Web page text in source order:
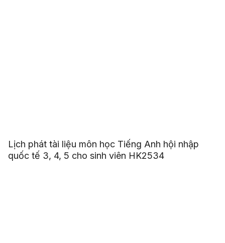
Lịch phát tài liệu môn học Tiếng Anh hội nhập
quốc tế 3, 4, 5 cho sinh viên HK2534